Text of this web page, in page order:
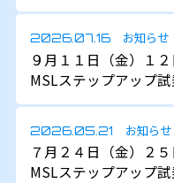
2026.07.16 お知らせ
９月１１日（金）１
MSLステップアップ
2026.05.21 お知らせ
７月２４日（金）２
MSLステップアップ